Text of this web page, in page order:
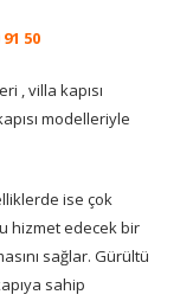
50
, villa kapısı
modelleriyle
ise çok
hizmet edecek bir
sağlar. Gürültü
sahip